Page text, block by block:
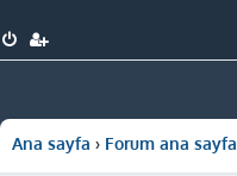
Ana sayfa Forum ana sayfa